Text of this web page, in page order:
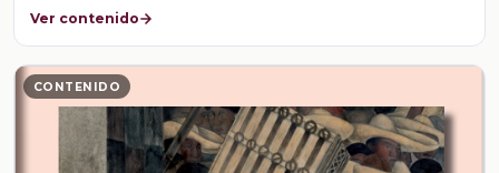
Ver contenido
CONTENIDO